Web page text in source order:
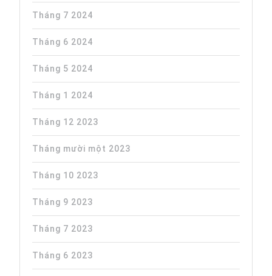
Tháng 7 2024
Tháng 6 2024
Tháng 5 2024
Tháng 1 2024
Tháng 12 2023
Tháng mười một 2023
Tháng 10 2023
Tháng 9 2023
Tháng 7 2023
Tháng 6 2023